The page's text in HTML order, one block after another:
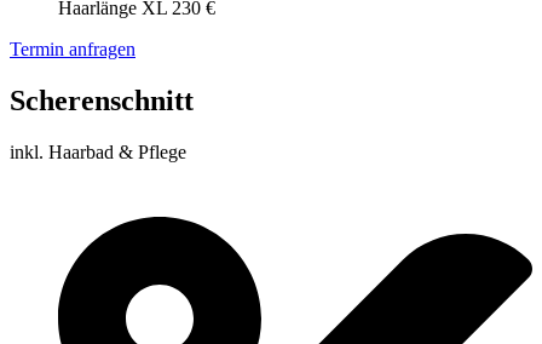
Haarlänge XL 230 €
Termin anfragen
Scherenschnitt
inkl. Haarbad & Pflege